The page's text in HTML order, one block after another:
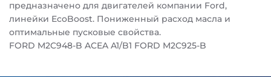
предназначено для двигателей компании Ford,
линейки EcoBoost. Пониженный расход масла и
оптимальные пусковые свойства.
FORD M2C948-B ACEA A1/B1 FORD M2C925-B